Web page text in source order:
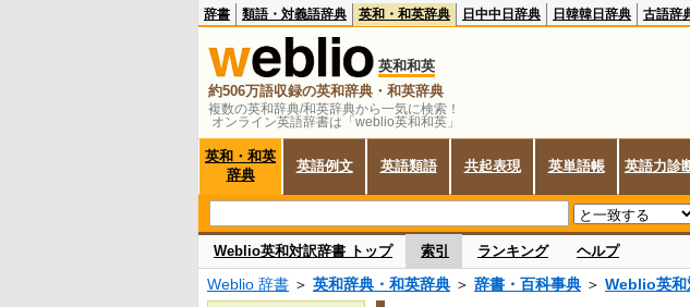
複数の英和辞典/和英辞典から一気に検索！
オンライン英語辞書は「weblio英和和英」
辞書 類語・対義語辞典 英和・和英辞典 日中中日辞典 日韓韓日辞典 古語辞
英和和英
約506万語収録の英和辞典・和英辞典
英和・和英
辞典
英語例文 英語類語 共起表現 英単語帳 英語力診
Weblio英和対訳辞書 トップ 索引 ランキング ヘルプ
Weblio 辞書 ＞ 英和辞典・和英辞典 ＞ 辞書・百科事典 ＞ Weblio英和